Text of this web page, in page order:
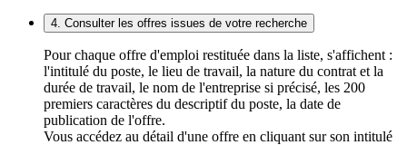
4. Consulter les offres issues de votre recherche
Pour chaque offre d'emploi restituée dans la liste, s'affichent :
l'intitulé du poste, le lieu de travail, la nature du contrat et la
durée de travail, le nom de l'entreprise si précisé, les 200
premiers caractères du descriptif du poste, la date de
publication de l'offre.
Vous accédez au détail d'une offre en cliquant sur son intitulé